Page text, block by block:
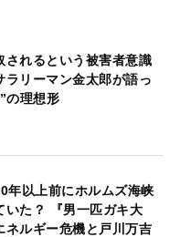
されるという被害者意識
リーマン金太郎が語っ
の理想形
年以上前にホルムズ海峡
いた？ 『男一匹ガキ大
ネルギー危機と戸川万吉